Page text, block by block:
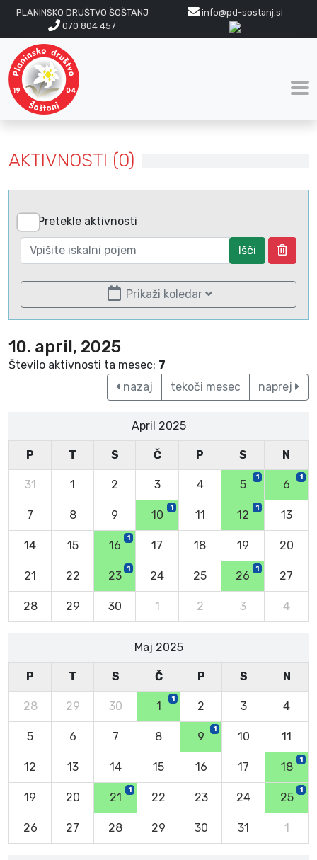
PLANINSKO DRUŠTVO ŠOŠTANJ
info@pd-sostanj.si
070 804 457
AKTIVNOSTI (0)
Pretekle aktivnosti
Išči
Prikaži koledar
10. april, 2025
Število aktivnosti ta mesec: 7
nazaj
tekoči mesec naprej
April 2025
P T S Č P S N
31 1 2 3 4 5
1
6
1
7 8 9 10
1
11 12
1
13
14 15 16
1
17 18 19 20
21 22 23
1
24 25 26
1
27
28 29 30 1 2 3 4
Maj 2025
P T S Č P S N
28 29 30 1
1
2 3 4
5 6 7 8 9
1
10 11
12 13 14 15 16 17 18
1
19 20 21
1
22 23 24 25
1
26 27 28 29 30 31 1